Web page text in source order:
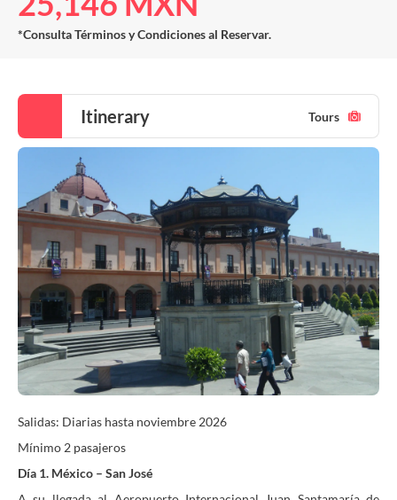
*Consulta Términos y Condiciones al Reservar.
Itinerary Tours
Salidas: Diarias hasta noviembre 2026
Mínimo 2 pasajeros
Día 1. México – San José